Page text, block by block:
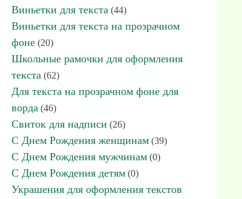
Виньетки для текста (44)
Виньетки для текста на прозрачном
фоне (20)
Школьные рамочки для оформления
текста (62)
Для текста на прозрачном фоне для
ворда (46)
Свиток для надписи (26)
С Днем Рождения женщинам (39)
С Днем Рождения мужчинам (0)
С Днем Рождения детям (0)
Украшения для оформления текстов